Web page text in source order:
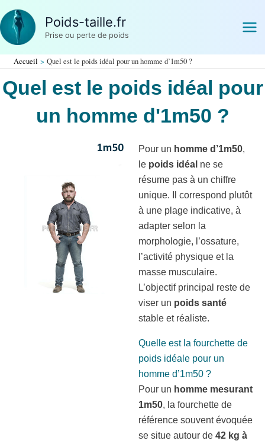
Aller
au
contenu
Poids-taille.fr
Prise ou perte de poids
Accueil Quel est le poids idéal pour un homme d’1m50 ?
Quel est le poids idéal pour
un homme d'1m50 ?
Pour un homme d’1m50,
le poids idéal ne se
résume pas à un chiffre
unique. Il correspond plutôt
à une plage indicative, à
adapter selon la
morphologie, l’ossature,
l’activité physique et la
masse musculaire.
L’objectif principal reste de
viser un poids santé
stable et réaliste.
Quelle est la fourchette de
poids idéale pour un
homme d’1m50 ?
Pour un homme mesurant
1m50, la fourchette de
référence souvent évoquée
se situe autour de 42 kg à